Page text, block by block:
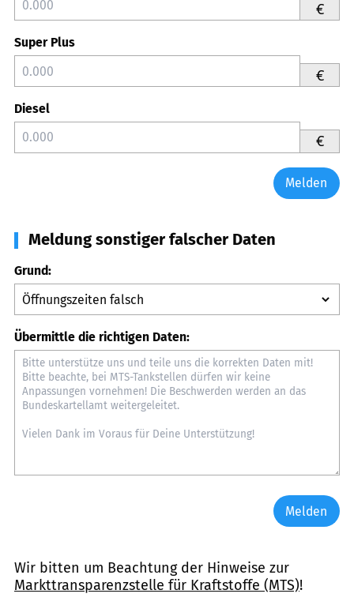
€
Super Plus
€
Diesel
€
Melden
Meldung sonstiger falscher Daten
Grund:
Übermittle die richtigen Daten:
Melden
Wir bitten um Beachtung der Hinweise zur
Markttransparenzstelle für Kraftstoffe (MTS)!